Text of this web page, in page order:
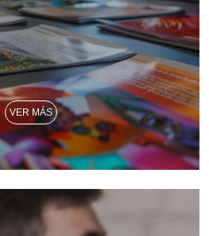
VER MÁS